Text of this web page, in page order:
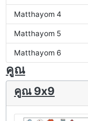
Matthayom 4
Matthayom 5
Matthayom 6
คูณ
คูณ 9x9